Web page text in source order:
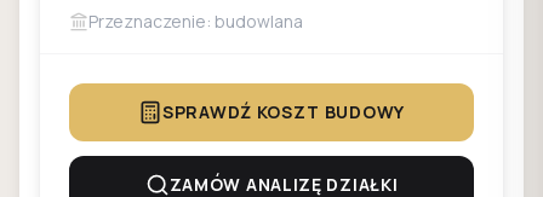
Przeznaczenie: budowlana
SPRAWDŹ KOSZT BUDOWY
ZAMÓW ANALIZĘ DZIAŁKI